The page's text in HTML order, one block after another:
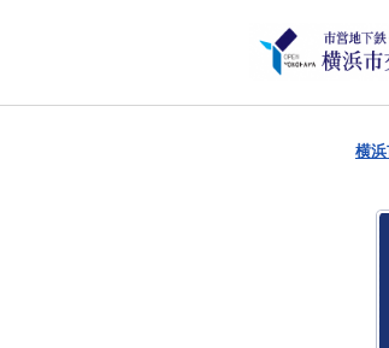
横